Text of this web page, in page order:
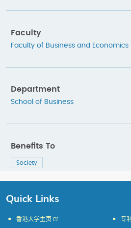
Faculty
Faculty of Business and Economics
Department
School of Business
Benefits To
Society
Quick Links
香港大学主页 专利